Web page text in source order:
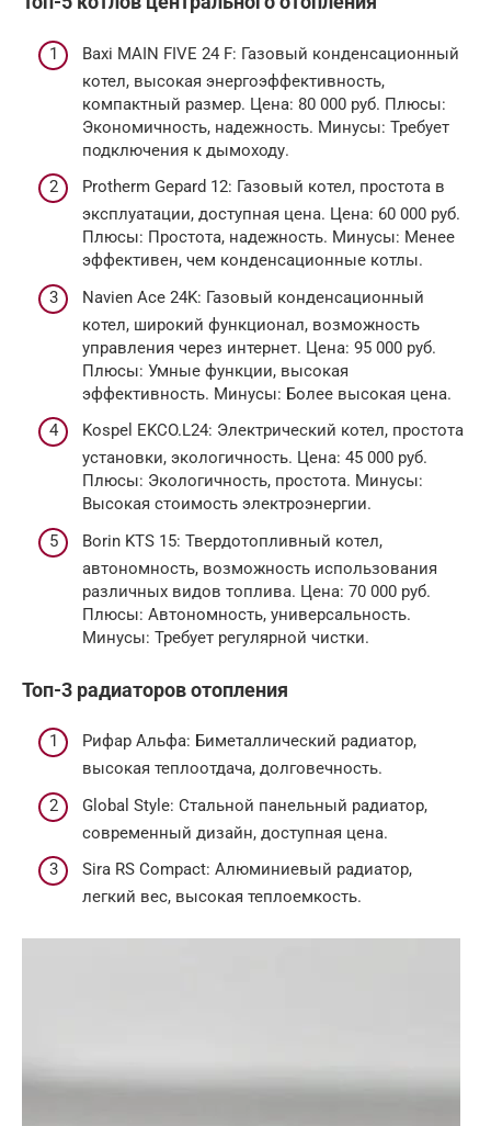
Baxi MAIN FIVE 24 F: Газовый конденсационный
котел, высокая энергоэффективность,
компактный размер. Цена: 80 000 руб. Плюсы:
Экономичность, надежность. Минусы: Требует
подключения к дымоходу.
Protherm Gepard 12: Газовый котел, простота в
эксплуатации, доступная цена. Цена: 60 000 руб.
Плюсы: Простота, надежность. Минусы: Менее
эффективен, чем конденсационные котлы.
Navien Ace 24K: Газовый конденсационный
котел, широкий функционал, возможность
управления через интернет. Цена: 95 000 руб.
Плюсы: Умные функции, высокая
эффективность. Минусы: Более высокая цена.
Kospel EKCO.L24: Электрический котел, простота
установки, экологичность. Цена: 45 000 руб.
Плюсы: Экологичность, простота. Минусы:
Высокая стоимость электроэнергии.
Borin KTS 15: Твердотопливный котел,
автономность, возможность использования
различных видов топлива. Цена: 70 000 руб.
Плюсы: Автономность, универсальность.
Минусы: Требует регулярной чистки.
Топ-3 радиаторов отопления
Рифар Альфа: Биметаллический радиатор,
высокая теплоотдача, долговечность.
Global Style: Стальной панельный радиатор,
современный дизайн, доступная цена.
Sira RS Compact: Алюминиевый радиатор,
легкий вес, высокая теплоемкость.